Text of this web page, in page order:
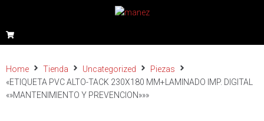
Home Tienda Uncategorized
Piezas
«ETIQUETA PVC ALTO-TACK 230X180 MM+LAMINADO IMP. DIGITAL
«»MANTENIMIENTO Y PREVENCION»»»